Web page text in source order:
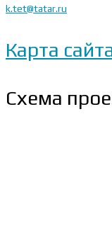
k.tet@tatar.ru
Карта
Схема